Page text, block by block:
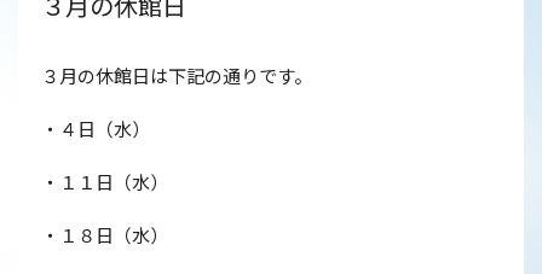
３月の休館日は下記の通りです。
・４日（水）
・１１日（水）
・１８日（水）